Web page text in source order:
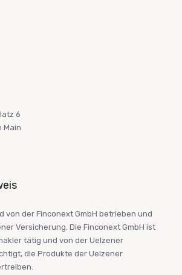
6
Main
von der Finconext GmbH betrieben und
Versicherung. Die Finconext GmbH ist
tätig und von der Uelzener
die Produkte der Uelzener